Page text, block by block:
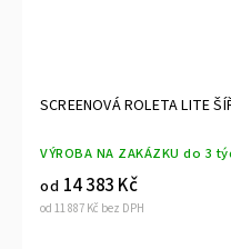
SCREENOVÁ ROLETA LITE
VÝROBA NA ZAKÁZKU do 3
od 11 507 Kč bez DPH
od13 924 Kč